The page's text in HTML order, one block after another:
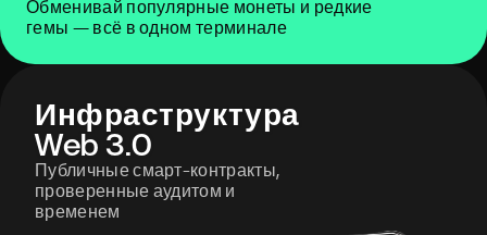
Обменивай популярные монеты и редкие
гемы — всё в одном терминале
Инфраструктура
Web 3.0
Публичные смарт-контракты,
проверенные аудитом и
временем